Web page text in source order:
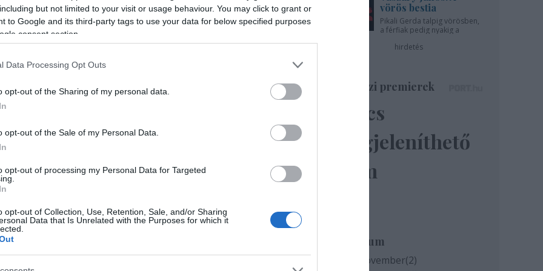
but not limited to your visit or usage behaviour. You may click to grant or
to Google and its third-party tags to use your data for below specified purposes
consent section.
Data Processing Opt Outs
opt-out of the Sharing of my personal data.
opt-out of the Sale of my Personal Data.
opt-out of processing my Personal Data for Targeted
opt-out of Collection, Use, Retention, Sale, and/or Sharing
Data that Is Unrelated with the Purposes for which it
lelkes tapssal jutalmazta a produkciót,
figyelemfelkeltésként arra, hogy április 13-án
egyebek közt a híres festmény is - adta hírül
volt, amelyet a minap rendkívüli gonddal
3,79 méteres, 170 kilós Éjjeli őrjárat a
vörös bestia
Pikali Gerda talpig vörösben,
a férfiak pedig nyakig a
hirdetés
Színházi premierek
Nincs
megjeleníthető
elem
Archívum
2020 november(2)